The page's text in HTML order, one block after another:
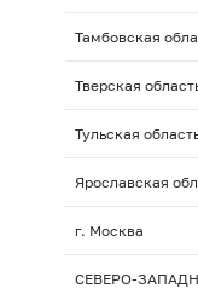
Тамбовская
Тверская
Тульская
Ярославская
г. Москва
СЕВЕРО-